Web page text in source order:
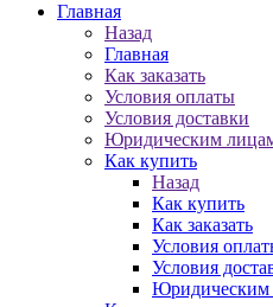
Главная
Назад
Главная
Как заказать
Условия оплаты
Условия доставки
Юридическим
Как купить
Назад
Как купить
Как заказать
Условия
Условия
Юридическим